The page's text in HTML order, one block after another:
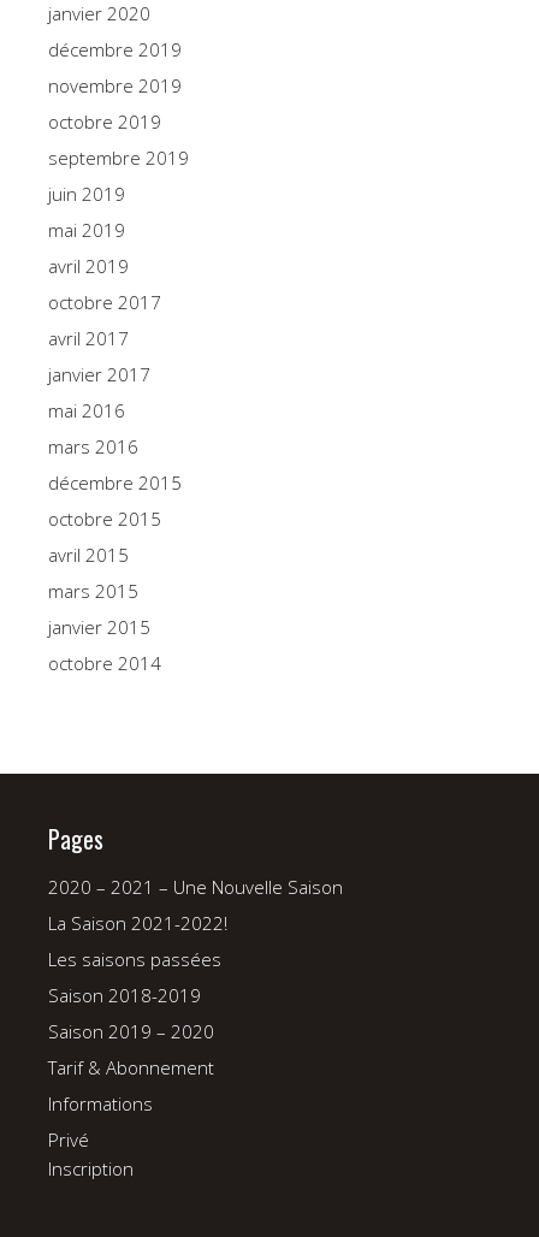
janvier 2020
décembre 2019
novembre 2019
octobre 2019
septembre 2019
juin 2019
mai 2019
avril 2019
octobre 2017
avril 2017
janvier 2017
mai 2016
mars 2016
décembre 2015
octobre 2015
avril 2015
mars 2015
janvier 2015
octobre 2014
Pages
2020 – 2021 – Une Nouvelle Saison
La Saison 2021-2022!
Les saisons passées
Saison 2018-2019
Saison 2019 – 2020
Tarif & Abonnement
Informations
Privé
Inscription